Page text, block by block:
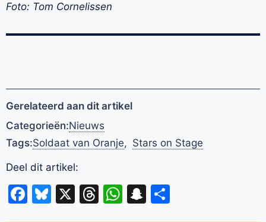
Foto: Tom Cornelissen
Gerelateerd aan dit artikel
Categorieën:Nieuws
Tags:Soldaat van Oranje, Stars on Stage
Deel dit artikel:
Facebook
Bluesky
X Threads
WhatsApp
Snapchat